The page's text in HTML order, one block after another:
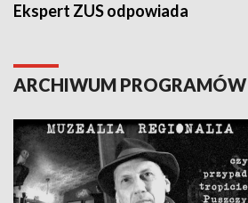
Ekspert ZUS odpowiada
ARCHIWUM PROGRAMÓW